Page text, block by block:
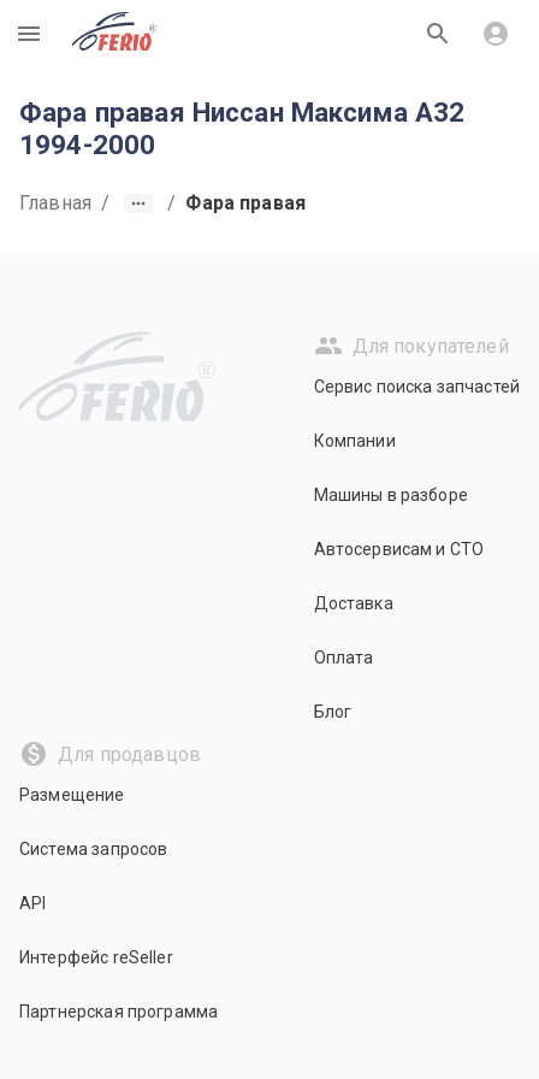
R
Фара правая Ниссан Максима A32
1994-2000
Главная / / Фара правая
R
Для покупателей
Сервис поиска запчастей
Компании
Машины в разборе
Автосервисам и СТО
Доставка
Оплата
Блог
Для продавцов
Размещение
Система запросов
API
Интерфейс reSeller
Партнерская программа